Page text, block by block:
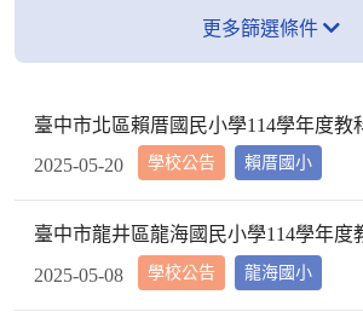
更多篩選條件
學校公告 賴厝國小
2025-05-20
學校公告 龍海國小
2025-05-08